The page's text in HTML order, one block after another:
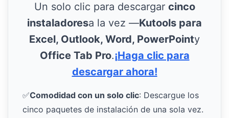
Un solo clic para descargar cinco
instaladoresa la vez —Kutools para
Excel, Outlook, Word, PowerPointy
Office Tab Pro.¡Haga clic para
descargar ahora!
✅Comodidad con un solo clic: Descargue los
cinco paquetes de instalación de una sola vez.